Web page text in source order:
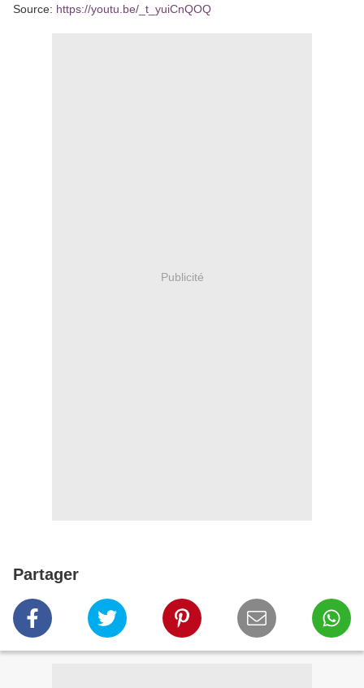
Source: https://youtu.be/_t_yuiCnQOQ
Publicité
Partager